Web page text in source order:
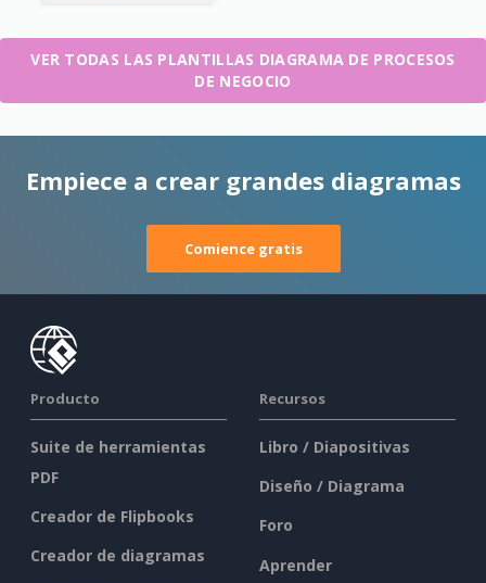
VER TODAS LAS PLANTILLAS DIAGRAMA DE PROCESOS
DE NEGOCIO
Empiece a crear grandes diagramas
Comience gratis
Producto
Suite de herramientas
PDF
Creador de Flipbooks
Creador de diagramas
Recursos
Libro / Diapositivas
Diseño / Diagrama
Foro
Aprender